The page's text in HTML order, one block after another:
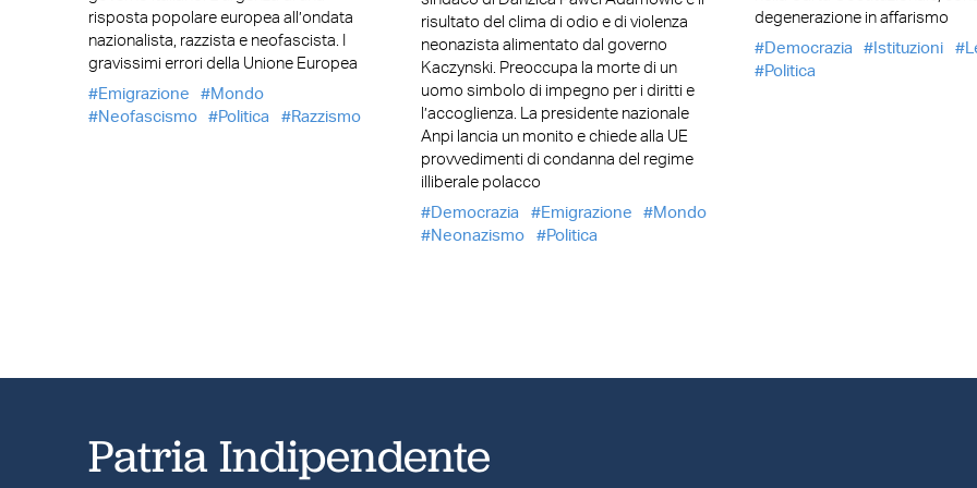
risposta popolare europea all’ondata
nazionalista, razzista e neofascista. I
gravissimi errori della Unione Europea
Emigrazione
Mondo
Neofascismo
Politica Razzismo
risultato del clima di odio e di violenza
neonazista alimentato dal governo
Kaczynski. Preoccupa la morte di un
uomo simbolo di impegno per i diritti e
l’accoglienza. La presidente nazionale
Anpi lancia un monito e chiede alla UE
provvedimenti di condanna del regime
illiberale polacco
Democrazia
Emigrazione
Mondo
Neonazismo
Politica
degenerazione in affarismo
Democrazia
Istituzioni
Politica
Patria Indipendente